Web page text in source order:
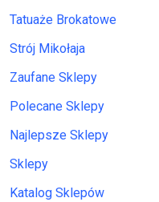
Tatuaże Brokatowe
Strój Mikołaja
Zaufane Sklepy
Polecane Sklepy
Najlepsze Sklepy
Sklepy
Katalog Sklepów